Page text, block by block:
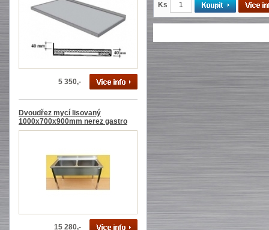
5 350,-
Dvoudřez mycí lisovaný
1000x700x900mm nerez gastro
15 280,-
Ks